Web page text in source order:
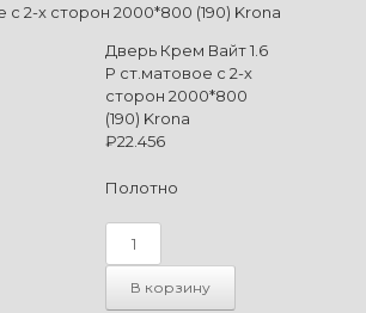
с 2-х сторон 2000*800 (190) Krona
Дверь Крем Вайт 1.6
P ст.матовое с 2-х
сторон 2000*800
(190) Krona
₽22.456
Полотно
товара
В корзину